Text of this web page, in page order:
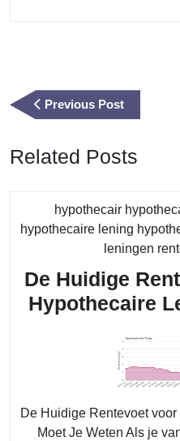
Previous PostPrevious
Post
Related Posts
hypothecair
hypothecaire lening
leningen
De Huidige
Hypothecaire
De Huidige Rentevoet
Moet Je Weten Als je